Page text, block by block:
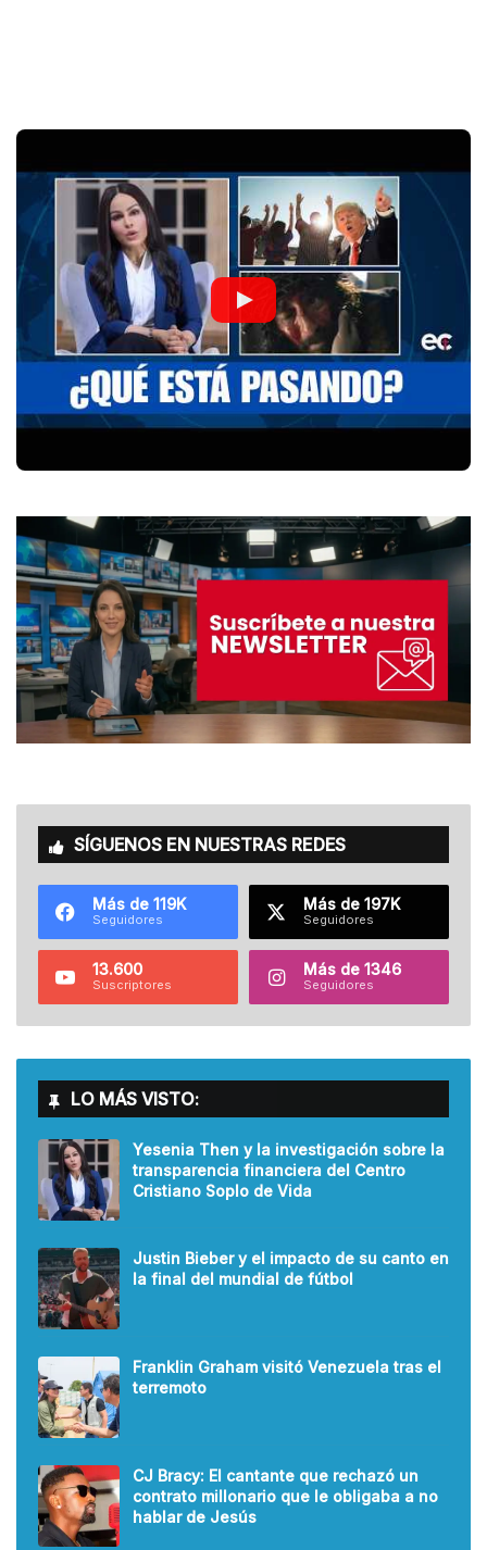
SÍGUENOS EN NUESTRAS REDES
Más de 119K
Seguidores
Más de 197K
Seguidores
13.600
Suscriptores
Más de 1346
Seguidores
LO MÁS VISTO:
Yesenia Then y la investigación sobre la
transparencia financiera del Centro
Cristiano Soplo de Vida
Justin Bieber y el impacto de su canto en
la final del mundial de fútbol
Franklin Graham visitó Venezuela tras el
terremoto
CJ Bracy: El cantante que rechazó un
contrato millonario que le obligaba a no
hablar de Jesús